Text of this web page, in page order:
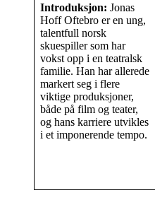
Introduksjon: Jonas
Hoff Oftebro er en ung,
talentfull norsk
skuespiller som har
vokst opp i en teatralsk
familie. Han har allerede
markert seg i flere
viktige produksjoner,
både på film og teater,
og hans karriere utvikles
i et imponerende tempo.